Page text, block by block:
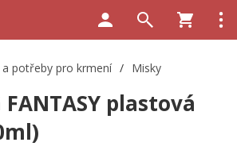
a potřeby pro krmení / Misky
plastová